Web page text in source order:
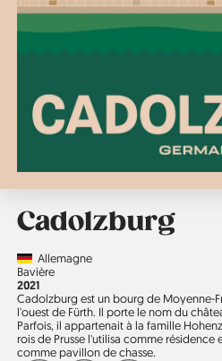
Cadolzburg
CountryAllemagne
Région
Bavière
Année
2021
Cadolzburg est un bourg de Moyenne-
l'ouest de Fürth. Il porte le nom du
Parfois, il appartenait à la famille
rois de Prusse l'utilisa comme
comme pavillon de chasse.